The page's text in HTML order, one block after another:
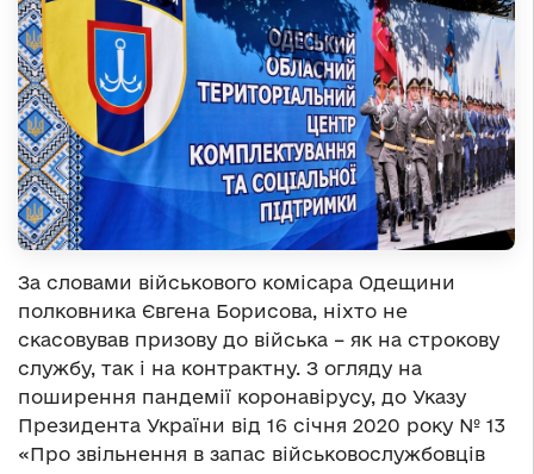
За словами військового комісара Одещини
полковника Євгена Борисова, ніхто не
скасовував призову до війська – як на строкову
службу, так і на контрактну. З огляду на
поширення пандемії коронавірусу, до Указу
Президента України від 16 січня 2020 року № 13
«Про звільнення в запас військовослужбовців